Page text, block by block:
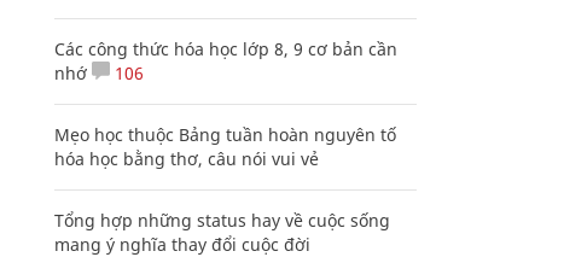
Các công thức hóa học lớp 8, 9 cơ bản cần
nhớ
106
Mẹo học thuộc Bảng tuần hoàn nguyên tố
hóa học bằng thơ, câu nói vui vẻ
Tổng hợp những status hay về cuộc sống
mang ý nghĩa thay đổi cuộc đời